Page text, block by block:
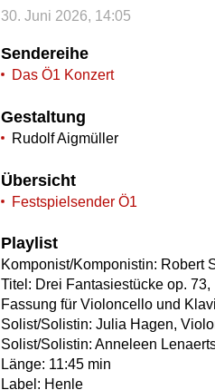
30. Juni 2026, 14:05
Sendereihe
Das Ö1 Konzert
Gestaltung
Rudolf Aigmüller
Übersicht
Festspielsender Ö1
Playlist
Komponist/Komponistin: Robert
Titel: Drei Fantasiestücke op. 73,
Fassung für Violoncello und
Solist/Solistin: Julia Hagen,
Solist/Solistin: Anneleen
Länge: 11:45 min
Label: Henle